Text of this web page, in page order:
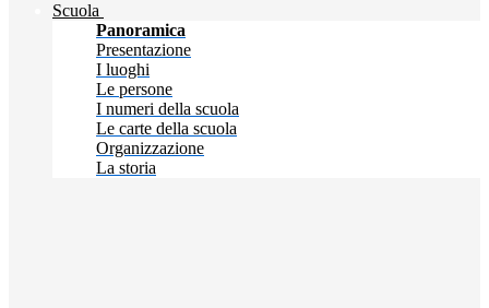
Scuola
Panoramica
Presentazione
I luoghi
Le persone
I numeri della scuola
Le carte della scuola
Organizzazione
La storia